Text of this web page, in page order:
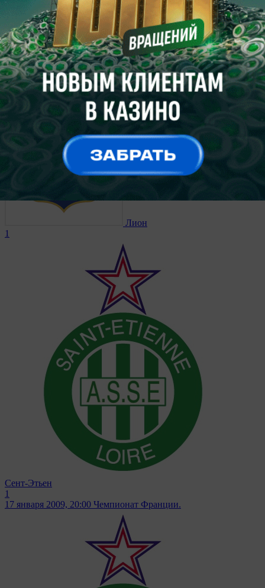
Сент-Этьен
3
Кан
2
1 февраля 2009, 22:00Чемпионат Франции.
Лион
1
Сент-Этьен
1
17 января 2009, 20:00 Чемпионат Франции.